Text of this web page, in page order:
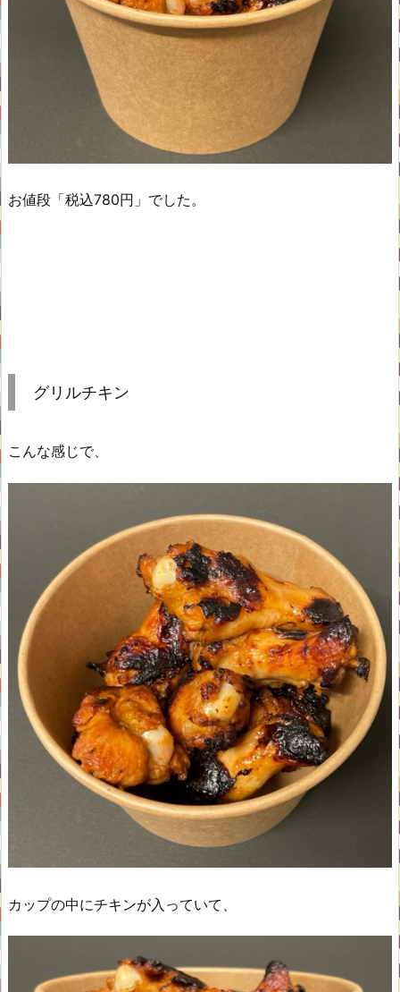
お値段「税込780円」でした。
グリルチキン
こんな感じで、
カップの中にチキンが入っていて、